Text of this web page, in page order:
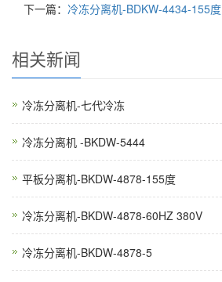
下一篇： 冷冻分离机-BDKW-4434-155度
相关新闻
冷冻分离机-七代冷冻
冷冻分离机 -BKDW-5444
平板分离机-BKDW-4878-155度
冷冻分离机-BKDW-4878-60HZ 380V
冷冻分离机-BKDW-4878-5